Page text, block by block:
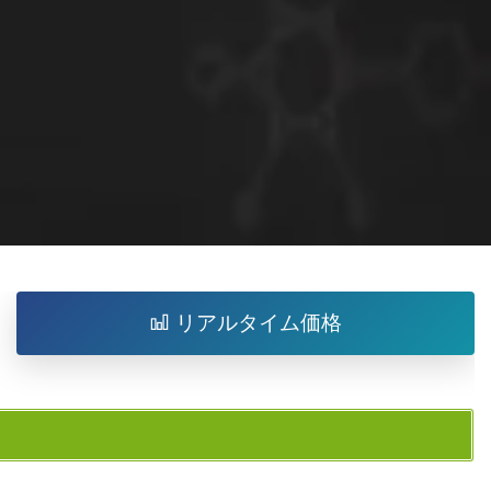
リアルタイム価格